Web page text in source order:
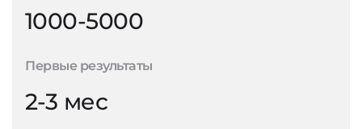
1000-5000
Первые результаты
2-3 мес